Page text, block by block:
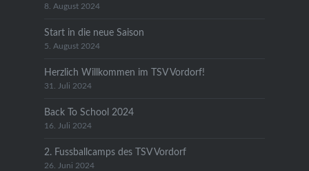
8. August 2024
Start in die neue Saison
5. August 2024
Herzlich Willkommen im TSV Vordorf!
31. Juli 2024
Back To School 2024
16. Juli 2024
2. Fussballcamps des TSV Vordorf
26. Juni 2024